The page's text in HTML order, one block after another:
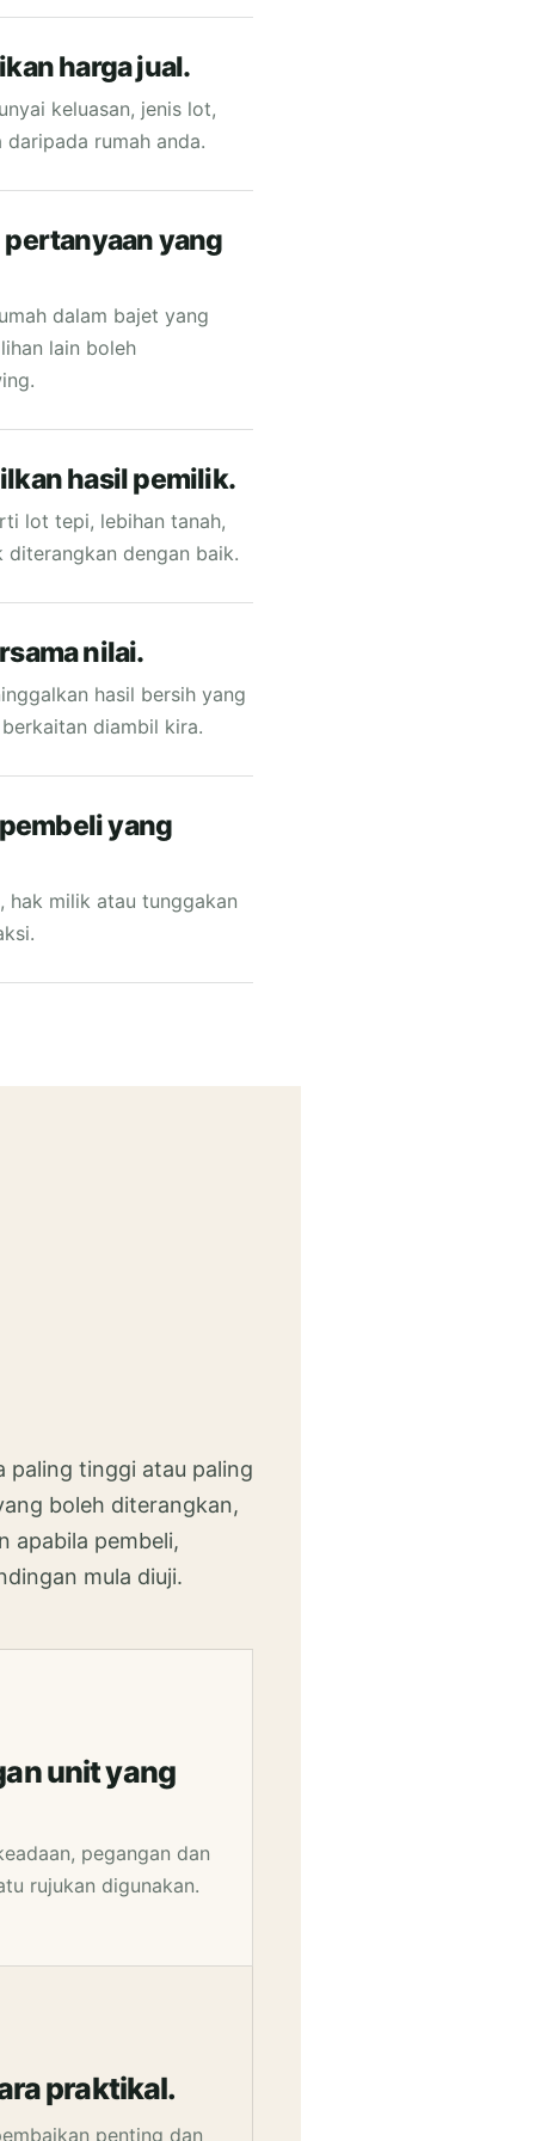
harga jual.
keluasan, jenis lot,
rumah anda.
yang
dalam bajet yang
lain boleh
hasil pemilik.
lot tepi, lebihan tanah,
diterangkan dengan baik.
nilai.
hasil bersih yang
diambil kira.
yang
hak milik atau tunggakan
paling tinggi atau paling
boleh diterangkan,
apabila pembeli,
mula diuji.
unit yang
pegangan dan
rujukan digunakan.
praktikal.
penting dan